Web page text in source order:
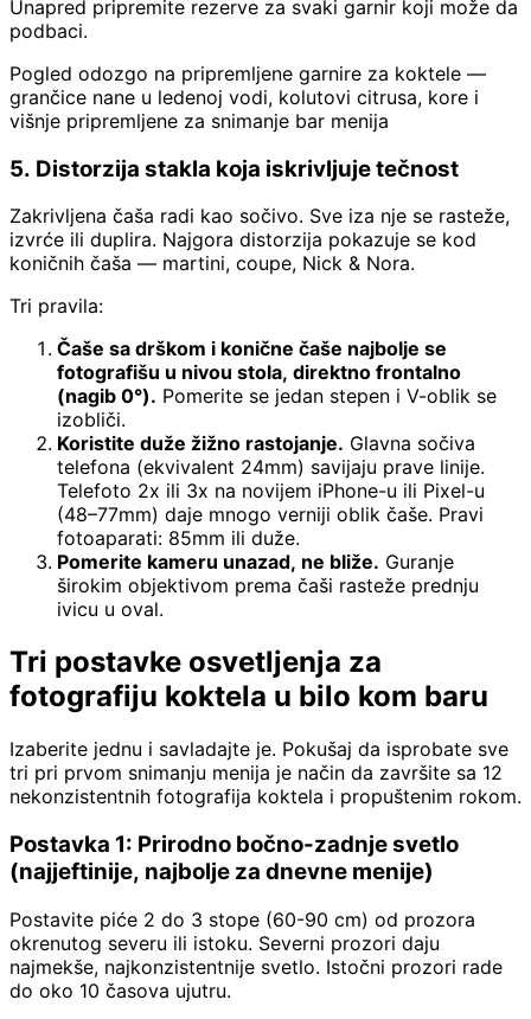
Unapred pripremite rezerve za svaki garnir koji može da
podbaci.
Pogled odozgo na pripremljene garnire za koktele —
grančice nane u ledenoj vodi, kolutovi citrusa, kore i
višnje pripremljene za snimanje bar menija
5. Distorzija stakla koja iskrivljuje tečnost
Zakrivljena čaša radi kao sočivo. Sve iza nje se rasteže,
izvrće ili duplira. Najgora distorzija pokazuje se kod
koničnih čaša — martini, coupe, Nick & Nora.
Tri pravila:
Čaše sa drškom i konične čaše najbolje se
fotografišu u nivou stola, direktno frontalno
(nagib 0°). Pomerite se jedan stepen i V-oblik se
izobliči.
Koristite duže žižno rastojanje. Glavna sočiva
telefona (ekvivalent 24mm) savijaju prave linije.
Telefoto 2x ili 3x na novijem iPhone-u ili Pixel-u
(48–77mm) daje mnogo verniji oblik čaše. Pravi
fotoaparati: 85mm ili duže.
Pomerite kameru unazad, ne bliže. Guranje
širokim objektivom prema čaši rasteže prednju
ivicu u oval.
Tri postavke osvetljenja za
fotografiju koktela u bilo kom baru
Izaberite jednu i savladajte je. Pokušaj da isprobate sve
tri pri prvom snimanju menija je način da završite sa 12
nekonzistentnih fotografija koktela i propuštenim rokom.
Postavka 1: Prirodno bočno-zadnje svetlo
(najjeftinije, najbolje za dnevne menije)
Postavite piće 2 do 3 stope (60-90 cm) od prozora
okrenutog severu ili istoku. Severni prozori daju
najmekše, najkonzistentnije svetlo. Istočni prozori rade
do oko 10 časova ujutru.